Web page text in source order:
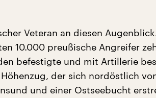
Veteran an diesen
10.000 preußische Angreifer
befestigte und mit Artillerie
der sich nordöstlich
und einer Ostseebucht